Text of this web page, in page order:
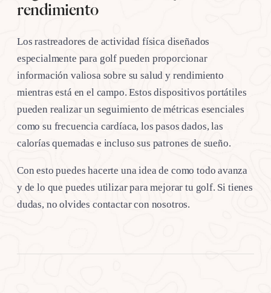
rendimiento
Los rastreadores de actividad física diseñados
especialmente para golf pueden proporcionar
información valiosa sobre su salud y rendimiento
mientras está en el campo. Estos dispositivos portátiles
pueden realizar un seguimiento de métricas esenciales
como su frecuencia cardíaca, los pasos dados, las
calorías quemadas e incluso sus patrones de sueño.
Con esto puedes hacerte una idea de como todo avanza
y de lo que puedes utilizar para mejorar tu golf. Si tienes
dudas, no olvides contactar con nosotros.